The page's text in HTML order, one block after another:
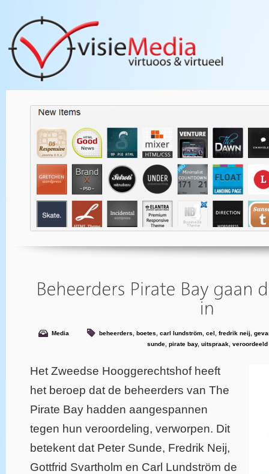
Media beheerders boetes carl lundström cel fredrik neij
sunde, pirate bay, uitspraak, veroordeeld
Het Zweedse Hooggerechtshof heeft
het beroep dat de beheerders van The
Pirate Bay hadden aangespannen
tegen hun veroordeling, verworpen. Dit
betekent dat Peter Sunde, Fredrik Neij,
Gottfrid Svartholm en Carl Lundström de